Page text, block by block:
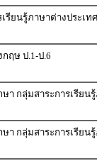
รียนรู้ภาษาต่างประเท
ฤษ ป.1-ป.6
า กลุ่มสาระการเรียน
า กลุ่มสาระการเรียน